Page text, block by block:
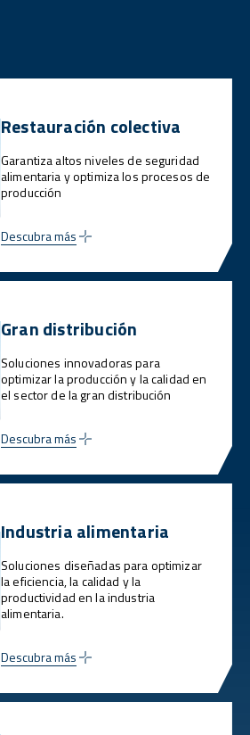
Restauración colectiva
Garantiza altos niveles de seguridad
alimentaria y optimiza los procesos de
producción
Descubra más
Gran distribución
Soluciones innovadoras para
optimizar la producción y la calidad en
el sector de la gran distribución
Descubra más
Industria alimentaria
Soluciones diseñadas para optimizar
la eficiencia, la calidad y la
productividad en la industria
alimentaria.
Descubra más